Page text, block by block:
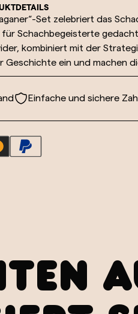
Set zelebriert das
Schachbegeisterte
kombiniert mit der
Geschichte ein und machen
Einfache und sichere